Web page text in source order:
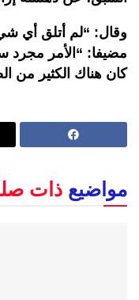
وقال: “لم أتلق أي
مضيفا: “الأمر مجرد
كان هناك الكثير من
مواضيع ذات